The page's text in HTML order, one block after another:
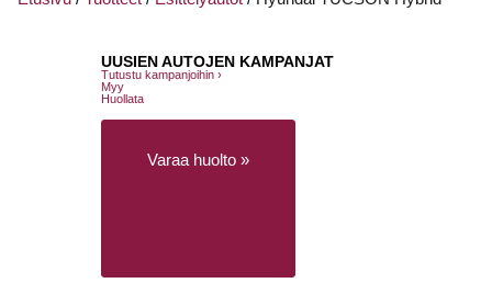
UUSIEN AUTOJEN KAMPANJAT
Tutustu kampanjoihin ›
Myy
Huollata
Varaa huolto »